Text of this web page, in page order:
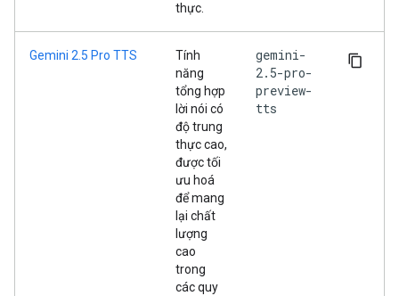
thực.
Gemini 2.5 Pro TTS
Tính
năng
tổng hợp
lời nói có
độ trung
thực cao,
được tối
ưu hoá
để mang
lại chất
lượng
cao
trong
các quy
gemini-
2.5-pro-
preview-
tts